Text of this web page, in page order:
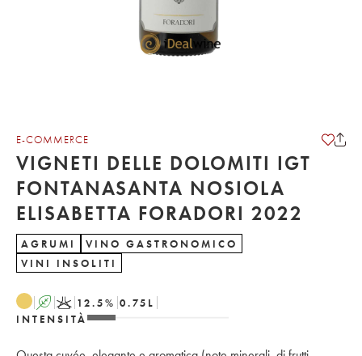
E-COMMERCE
VIGNETI DELLE DOLOMITI IGT
FONTANASANTA NOSIOLA
ELISABETTA FORADORI 2022
AGRUMI
VINO GASTRONOMICO
VINI INSOLITI
A K 12.5% 0.75 L
INTENSITÀ